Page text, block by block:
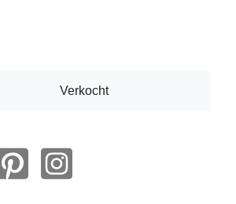
Verkocht